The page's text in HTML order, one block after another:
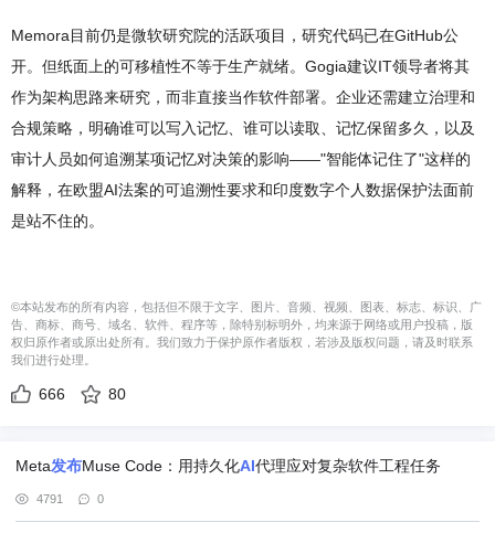
Memora目前仍是微软研究院的活跃项目，研究代码已在GitHub公
开。但纸面上的可移植性不等于生产就绪。Gogia建议IT领导者将其
作为架构思路来研究，而非直接当作软件部署。企业还需建立治理和
合规策略，明确谁可以写入记忆、谁可以读取、记忆保留多久，以及
审计人员如何追溯某项记忆对决策的影响——"智能体记住了"这样的
解释，在欧盟AI法案的可追溯性要求和印度数字个人数据保护法面前
是站不住的。
©本站发布的所有内容，包括但不限于文字、图片、音频、视频、图表、标志、标识、广
告、商标、商号、域名、软件、程序等，除特别标明外，均来源于网络或用户投稿，版
权归原作者或原出处所有。我们致力于保护原作者版权，若涉及版权问题，请及时联系
我们进行处理。
666 80
Meta发布Muse Code：用持久化AI代理应对复杂软件工程任务
4791 0